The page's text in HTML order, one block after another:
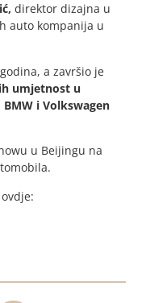
direktor dizajna u
auto kompanija u
a završio je
umjetnost u
BMW i Volkswagen
u Beijingu na